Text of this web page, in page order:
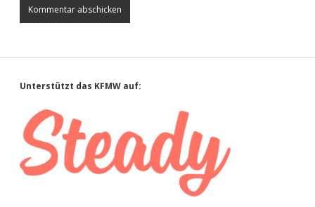
Sidebar
Unterstützt das KFMW auf: